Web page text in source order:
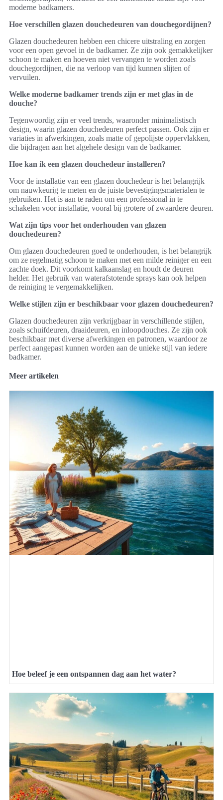
moderne badkamers.
Hoe verschillen glazen douchedeuren van douchegordijnen?
Glazen douchedeuren hebben een chicere uitstraling en zorgen
voor een open gevoel in de badkamer. Ze zijn ook gemakkelijker
schoon te maken en hoeven niet vervangen te worden zoals
douchegordijnen, die na verloop van tijd kunnen slijten of
vervuilen.
Welke moderne badkamer trends zijn er met glas in de
douche?
Tegenwoordig zijn er veel trends, waaronder minimalistisch
design, waarin glazen douchedeuren perfect passen. Ook zijn er
variaties in afwerkingen, zoals matte of gepolijste oppervlakken,
die bijdragen aan het algehele design van de badkamer.
Hoe kan ik een glazen douchedeur installeren?
Voor de installatie van een glazen douchedeur is het belangrijk
om nauwkeurig te meten en de juiste bevestigingsmaterialen te
gebruiken. Het is aan te raden om een professional in te
schakelen voor installatie, vooral bij grotere of zwaardere deuren.
Wat zijn tips voor het onderhouden van glazen
douchedeuren?
Om glazen douchedeuren goed te onderhouden, is het belangrijk
om ze regelmatig schoon te maken met een milde reiniger en een
zachte doek. Dit voorkomt kalkaanslag en houdt de deuren
helder. Het gebruik van waterafstotende sprays kan ook helpen
de reiniging te vergemakkelijken.
Welke stijlen zijn er beschikbaar voor glazen douchedeuren?
Glazen douchedeuren zijn verkrijgbaar in verschillende stijlen,
zoals schuifdeuren, draaideuren, en inloopdouches. Ze zijn ook
beschikbaar met diverse afwerkingen en patronen, waardoor ze
perfect aangepast kunnen worden aan de unieke stijl van iedere
badkamer.
Meer artikelen
Hoe beleef je een ontspannen dag aan het water?